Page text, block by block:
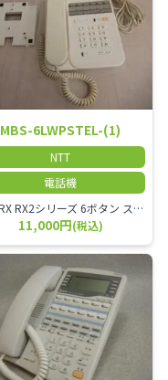
MBS-6LWPSTEL-(1)
NTT
電話機
NTT RX RX2シリーズ 6ボタン スター回線 防水電話機-「1」 MBS-6LWPSTEL-(1)
11,000円(税込)